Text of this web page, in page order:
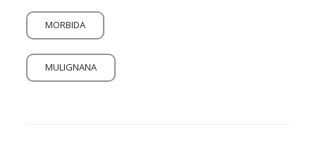
MORBIDA
MULIGNANA